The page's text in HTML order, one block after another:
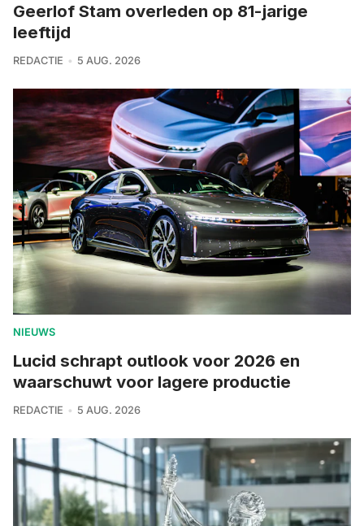
Geerlof Stam overleden op 81-jarige
leeftijd
REDACTIE 5 AUG. 2026
NIEUWS
Lucid schrapt outlook voor 2026 en
waarschuwt voor lagere productie
REDACTIE 5 AUG. 2026